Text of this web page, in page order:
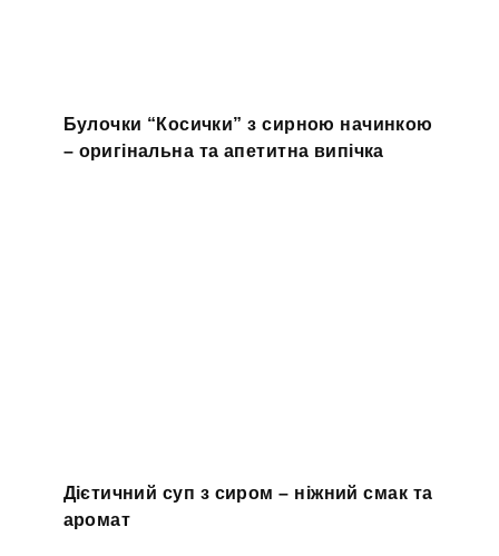
Булочки “Косички” з сирною начинкою
– оригінальна та апетитна випічка
Дієтичний суп з сиром – ніжний смак та
аромат